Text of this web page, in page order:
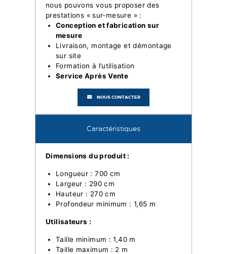
nous pouvons vous proposer des
prestations « sur-mesure » :
Conception et fabrication sur
mesure
Livraison, montage et démontage
sur site
Formation à l’utilisation
Service Après Vente
NOUS CONTACTER
Caractéristiques
Dimensions du produit :
Longueur : 700 cm
Largeur : 290 cm
Hauteur : 270 cm
Profondeur minimum : 1,65 m
Utilisateurs :
Taille minimum : 1,40 m
Taille maximum : 2 m